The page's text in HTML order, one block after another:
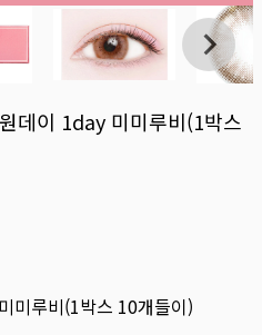
데이 1day 미미루비(1박스
미루비(1박스 10개들이)